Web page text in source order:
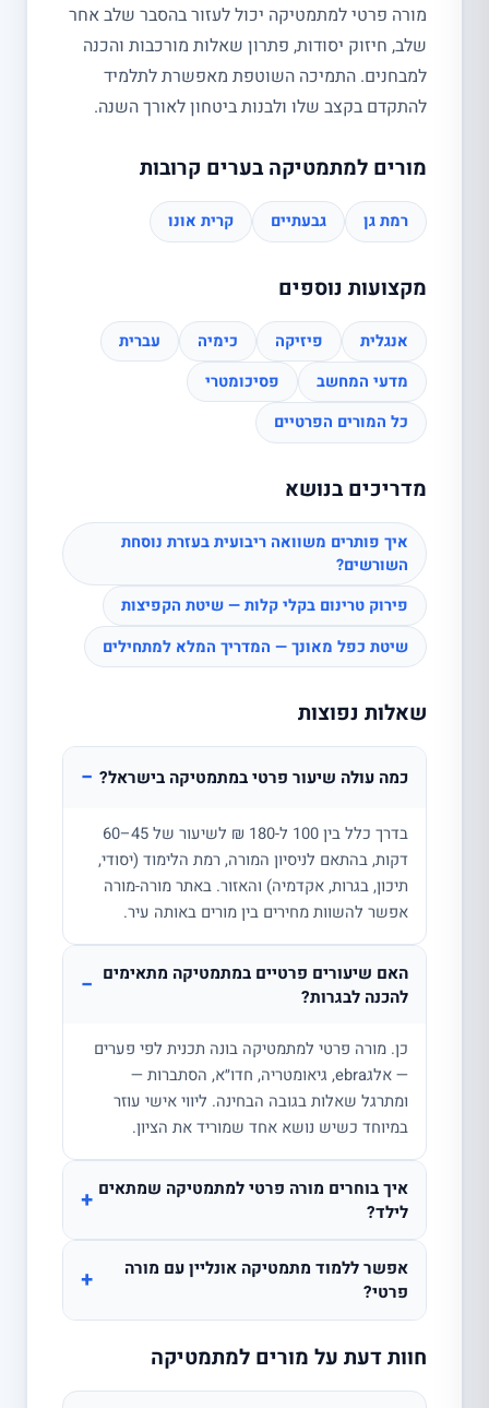
מורה פרטי למתמטיקה יכול לעזור בהסבר שלב אחר
שלב, חיזוק יסודות, פתרון שאלות מורכבות והכנה
למבחנים. התמיכה השוטפת מאפשרת לתלמיד
להתקדם בקצב שלו ולבנות ביטחון לאורך השנה.
מורים למתמטיקה בערים קרובות
רמת גן גבעתיים קרית אונו
מקצועות נוספים
אנגלית פיזיקה כימיה
עברית
מדעי המחשב
פסיכומטרי
כל המורים הפרטיים
מדריכים בנושא
איך פותרים משוואה ריבועית בעזרת נוסחת
השורשים?
פירוק טרינום בקלי קלות — שיטת הקפיצות
שיטת כפל מאונך — המדריך המלא למתחילים
שאלות נפוצות
כמה עולה שיעור פרטי במתמטיקה בישראל? −
בדרך כלל בין 100 ל-180 ₪ לשיעור של 45–60
דקות, בהתאם לניסיון המורה, רמת הלימוד (יסודי,
תיכון, בגרות, אקדמיה) והאזור. באתר מורה-מורה
אפשר להשוות מחירים בין מורים באותה עיר.
האם שיעורים פרטיים במתמטיקה מתאימים
להכנה לבגרות?
−
כן. מורה פרטי למתמטיקה בונה תכנית לפי פערים
— אלגebra, גיאומטריה, חדו״א, הסתברות —
ומתרגל שאלות בגובה הבחינה. ליווי אישי עוזר
במיוחד כשיש נושא אחד שמוריד את הציון.
איך בוחרים מורה פרטי למתמטיקה שמתאים
לילד?
+
אפשר ללמוד מתמטיקה אונליין עם מורה
פרטי?
+
חוות דעת על מורים למתמטיקה